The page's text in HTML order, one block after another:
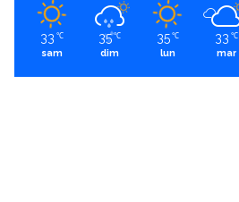
33 ℃
sam
35 ℃
dim
35 ℃
lun
33 ℃
mar